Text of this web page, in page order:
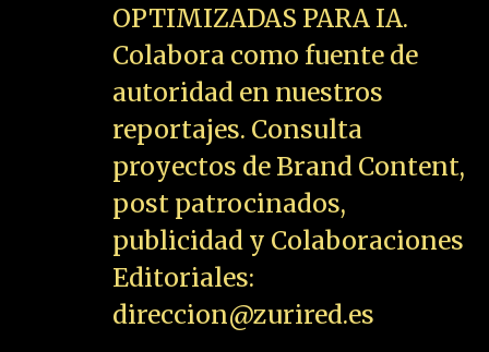
OPTIMIZADAS PARA IA.
Colabora como fuente de
autoridad en nuestros
reportajes. Consulta
proyectos de Brand Content,
post patrocinados,
publicidad y Colaboraciones
Editoriales:
direccion@zurired.es